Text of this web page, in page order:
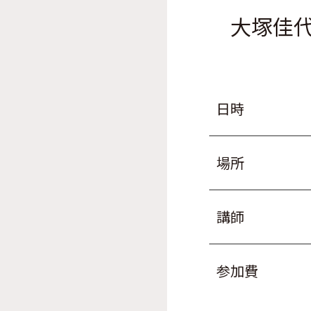
大塚佳
日時
場所
講師
参加費